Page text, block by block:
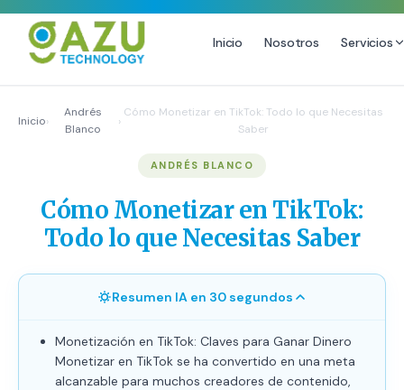
Inicio Nosotros Servicios
Email Marketing y SMS
Publicidad Digital
Growth Youtube ↗
Producción de Videos
Inicio›
Andrés
Blanco
›
Cómo Monetizar en TikTok: Todo lo que Necesitas
Saber
ANDRÉS BLANCO
Cómo Monetizar en TikTok:
Todo lo que Necesitas Saber
Resumen IA en 30 segundos
Monetización en TikTok: Claves para Ganar Dinero
Monetizar en TikTok se ha convertido en una meta
alcanzable para muchos creadores de contenido,